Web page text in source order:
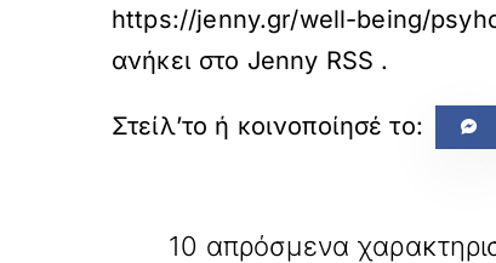
https://jenny.gr/well-being/
ανήκει στο Jenny RSS .
10 απρόσμενα